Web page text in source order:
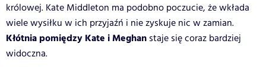
królowej. Kate Middleton ma podobno poczucie, że wkłada
wiele wysiłku w ich przyjaźń i nie zyskuje nic w zamian.
Kłótnia pomiędzy Kate i Meghan staje się coraz bardziej
widoczna.